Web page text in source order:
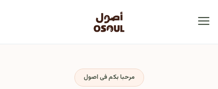
مرحبا بكم فى اصول